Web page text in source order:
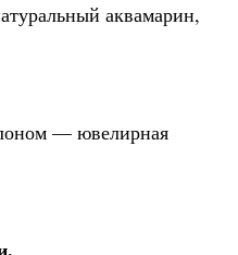
аквамарин,
— ювелирная